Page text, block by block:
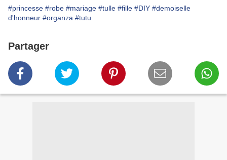
#princesse #robe #mariage #tulle #fille #DIY #demoiselle
d'honneur #organza #tutu
Partager